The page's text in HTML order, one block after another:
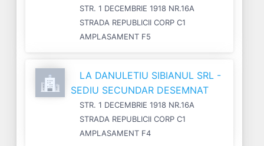
STR. 1 DECEMBRIE 1918 NR.16A
STRADA REPUBLICII CORP C1
AMPLASAMENT F5
LA DANULETIU SIBIANUL SRL -
SEDIU SECUNDAR DESEMNAT
STR. 1 DECEMBRIE 1918 NR.16A
STRADA REPUBLICII CORP C1
AMPLASAMENT F4